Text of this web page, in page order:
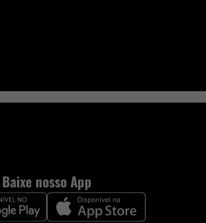
Baixe nosso App